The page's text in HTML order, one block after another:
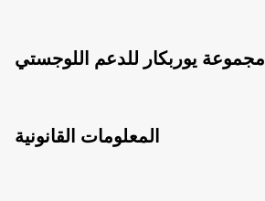
مجموعة يوربكار للدعم اللوجستي
المعلومات القانونية